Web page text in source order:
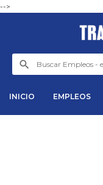
-->
INICIO EMPLEOS